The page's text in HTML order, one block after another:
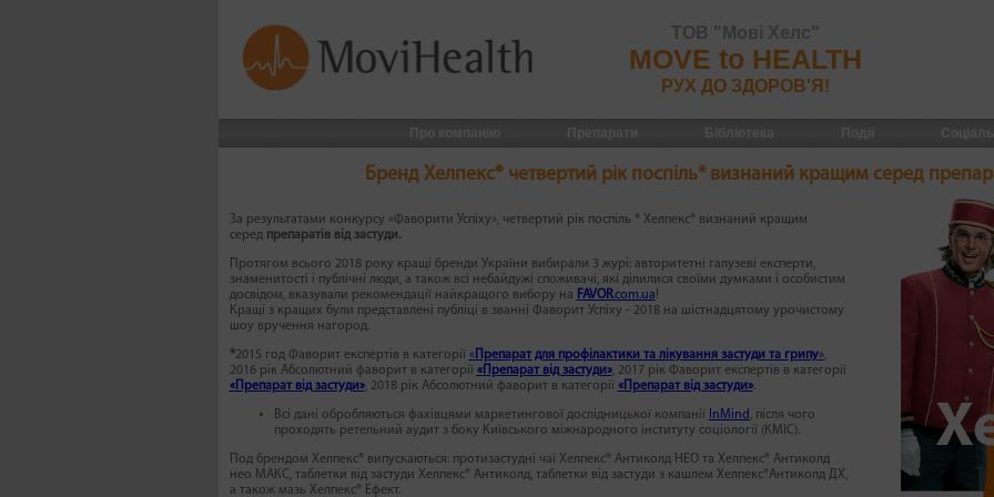
ТОВ "Мові Хелс"
MOVE to HEALTH
РУХ ДО ЗДОРОВ'Я!
Бренд Хелпекс® четвертий рік поспіль* визнаний кращим серед
За результатами конкурсу «Фаворити Успіху», четвертий рік поспіль * Хелпекс® визнаний кращим
серед препаратів від застуди.
Протягом всього 2018 року кращі бренди України вибирали 3 журі: авторитетні галузеві експерти,
знаменитості і публічні люди, а також всі небайдужі споживачі, які ділилися своїми думками і особистим
досвідом, вказували рекомендації найкращого вибору на FAVOR.com.ua!
Кращі з кращих були представлені публіці в званні Фаворит Успіху - 2018 на шістнадцятому урочистому
шоу вручення нагород.
*2015 год Фаворит експертів в категорії «Препарат для профілактики та лікування застуди та грипу»,
2016 рік Абсолютний фаворит в категорії «Препарат від застуди», 2017 рік Фаворит експертів в категорії
«Препарат від застуди», 2018 рік Абсолютний фаворит в категорії «Препарат від застуди».
Всі дані обробляються фахівцями маркетингової дослідницької компанії InMind , після чого
проходять ретельний аудит з боку Київського міжнародного інституту соціології (КМІС).
Под брендом Хелпекс® випускаються: протизастудні чаї Хелпекс® Антиколд НЕО та Хелпекс® Антиколд
нео МАКС, таблетки від застуди Хелпекс® Антиколд, таблетки від застуди з кашлем Хелпекс®Антиколд ДХ,
а також мазь Хелпекс® Ефект.